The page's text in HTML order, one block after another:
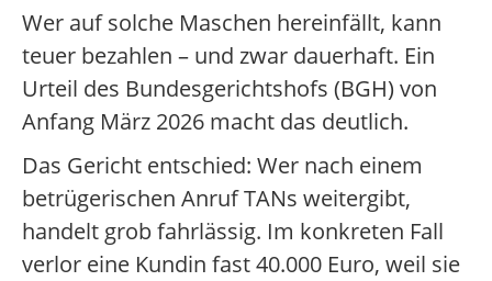
Wer auf solche Maschen hereinfällt, kann
teuer bezahlen – und zwar dauerhaft. Ein
Urteil des Bundesgerichtshofs (BGH) von
Anfang März 2026 macht das deutlich.
Das Gericht entschied: Wer nach einem
betrügerischen Anruf TANs weitergibt,
handelt grob fahrlässig. Im konkreten Fall
verlor eine Kundin fast 40.000 Euro, weil sie